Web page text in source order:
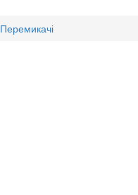
Перемикачі